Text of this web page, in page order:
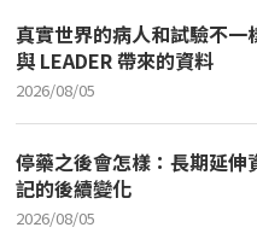
真實世界的病人和試驗不一
與 LEADER 帶來的資料
2026/08/05
停藥之後會怎樣：長期延伸
記的後續變化
2026/08/05